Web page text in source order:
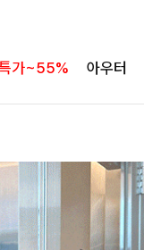
가~55% 아우터